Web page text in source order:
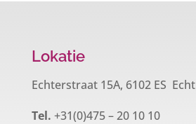
Lokatie
Echterstraat 15A, 6102 ES Echt
Tel. +31(0)475 – 20 10 10